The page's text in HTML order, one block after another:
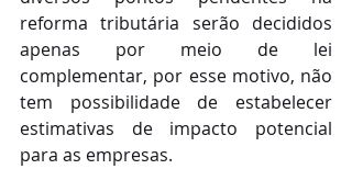
reforma tributária serão decididos
apenas por meio de lei
complementar, por esse motivo, não
tem possibilidade de estabelecer
estimativas de impacto potencial
para as empresas.